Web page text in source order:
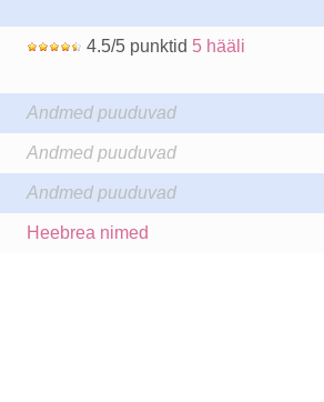
4.5/5 punktid 5 hääli
Andmed puuduvad
Andmed puuduvad
Andmed puuduvad
Heebrea nimed